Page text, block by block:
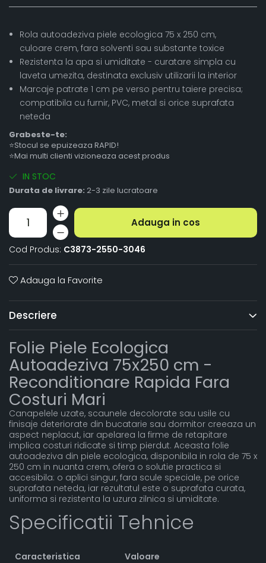
Rola autoadeziva piele ecologica 75 x 250 cm,
culoare crem, fara solventi sau substante toxice
Rezistenta la apa si umiditate - curatare simpla cu
laveta umezita, destinata exclusiv utilizarii la interior
Marcaje patrate 1 cm pe verso pentru taiere precisa;
compatibila cu furnir, PVC, metal si orice suprafata
neteda
Grabeste-te:
⭐Stocul se epuizeaza RAPID!
⭐Mai multi clienti vizioneaza acest produs
IN STOC
Durata de livrare: 2-3 zile lucratoare
Adauga in cos
Cod Produs: C3873-2550-3046
Adauga la Favorite
Descriere
Folie Piele Ecologica
Autoadeziva 75x250 cm -
Reconditionare Rapida Fara
Costuri Mari
Canapelele uzate, scaunele decolorate sau usile cu
finisaje deteriorate din bucatarie sau dormitor creeaza un
aspect neplacut, iar apelarea la firme de retapitare
implica costuri ridicate si timp pierdut. Aceasta folie
autoadeziva din piele ecologica, disponibila in rola de 75 x
250 cm in nuanta crem, ofera o solutie practica si
accesibila: o aplici singur, fara scule speciale, pe orice
suprafata neteda, iar rezultatul este o suprafata curata,
uniforma si rezistenta la uzura zilnica si umiditate.
Specificatii Tehnice
Caracteristica
Valoare